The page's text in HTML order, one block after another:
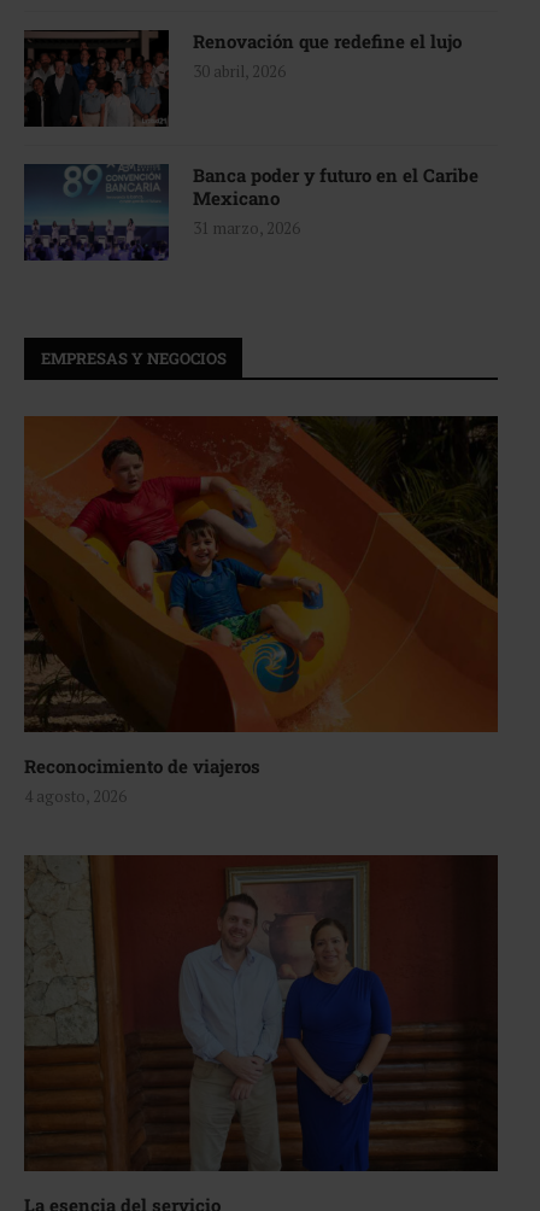
Renovación que redefine el lujo
30 abril, 2026
Banca poder y futuro en el Caribe
Mexicano
31 marzo, 2026
EMPRESAS Y NEGOCIOS
Reconocimiento de viajeros
4 agosto, 2026
La esencia del servicio